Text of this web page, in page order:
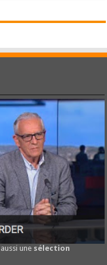
une sélection